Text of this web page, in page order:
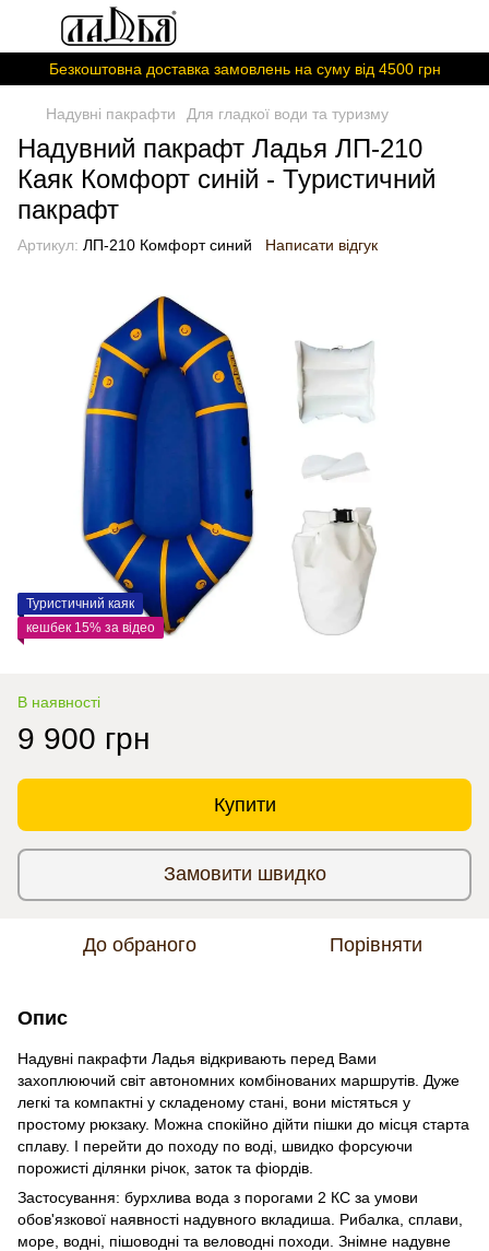
Безкоштовна доставка замовлень на суму вiд 4500 грн
Надувні пакрафти Для гладкої води та туризму
Надувний пакрафт Ладья ЛП-210
Каяк Комфорт синій - Туристичний
пакрафт
Артикул: ЛП-210 Комфорт синий Написати відгук
Туристичний каяк
кешбек 15% за відео
В наявності
9 900 грн
Купити
Замовити швидко
До обраного Порівняти
Опис
Надувні пакрафти Ладья відкривають перед Вами
захоплюючий світ автономних комбінованих маршрутів. Дуже
легкі та компактні у складеному стані, вони містяться у
простому рюкзаку. Можна спокійно дійти пішки до місця старта
сплаву. І перейти до походу по воді, швидко форсуючи
порожисті ділянки річок, заток та фіордів.
Застосування: бурхлива вода з порогами 2 КС за умови
обов'язкової наявності надувного вкладиша. Рибалка, сплави,
море, водні, пішоводні та веловодні походи. Знімне надувне